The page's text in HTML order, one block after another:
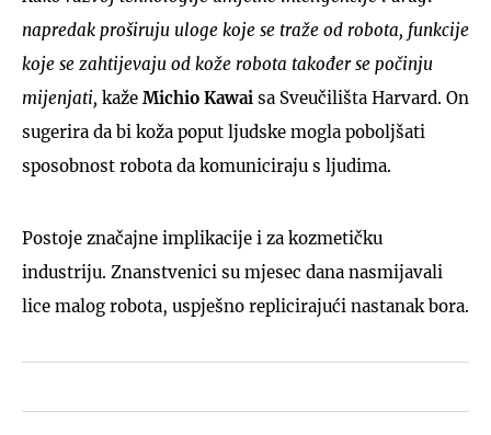
napredak proširuju uloge koje se traže od robota, funkcije
koje se zahtijevaju od kože robota također se počinju
mijenjati, kaže Michio Kawai sa Sveučilišta Harvard. On
sugerira da bi koža poput ljudske mogla poboljšati
sposobnost robota da komuniciraju s ljudima.
Postoje značajne implikacije i za kozmetičku
industriju. Znanstvenici su mjesec dana nasmijavali
lice malog robota, uspješno replicirajući nastanak bora.